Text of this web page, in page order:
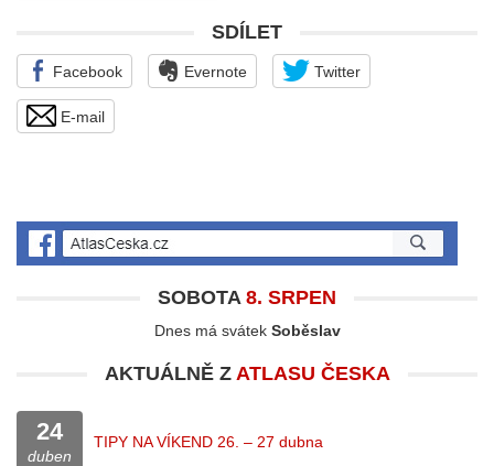
SDÍLET
Facebook Evernote Twitter
E-mail
SOBOTA 8. SRPEN
Dnes má svátek Soběslav
AKTUÁLNĚ Z ATLASU ČESKA
24
duben
TIPY NA VÍKEND 26. – 27 dubna